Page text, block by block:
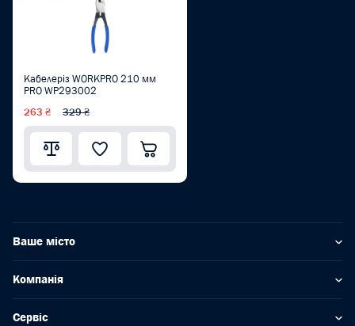
Кабелеріз WORKPRO 210 мм
PRO WP293002
263 ₴ 329 ₴
Ваше місто
Компанія
Сервіс